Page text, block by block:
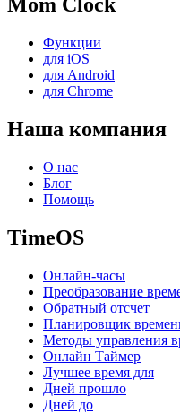
Mom Clock
Функции
для iOS
для Android
для Chrome
Наша компания
О нас
Блог
Помощь
TimeOS
Онлайн-часы
Преобразование
Обратный отсчет
Планировщик
Методы управления
Онлайн Таймер
Лучшее время для
Дней прошло
Дней до